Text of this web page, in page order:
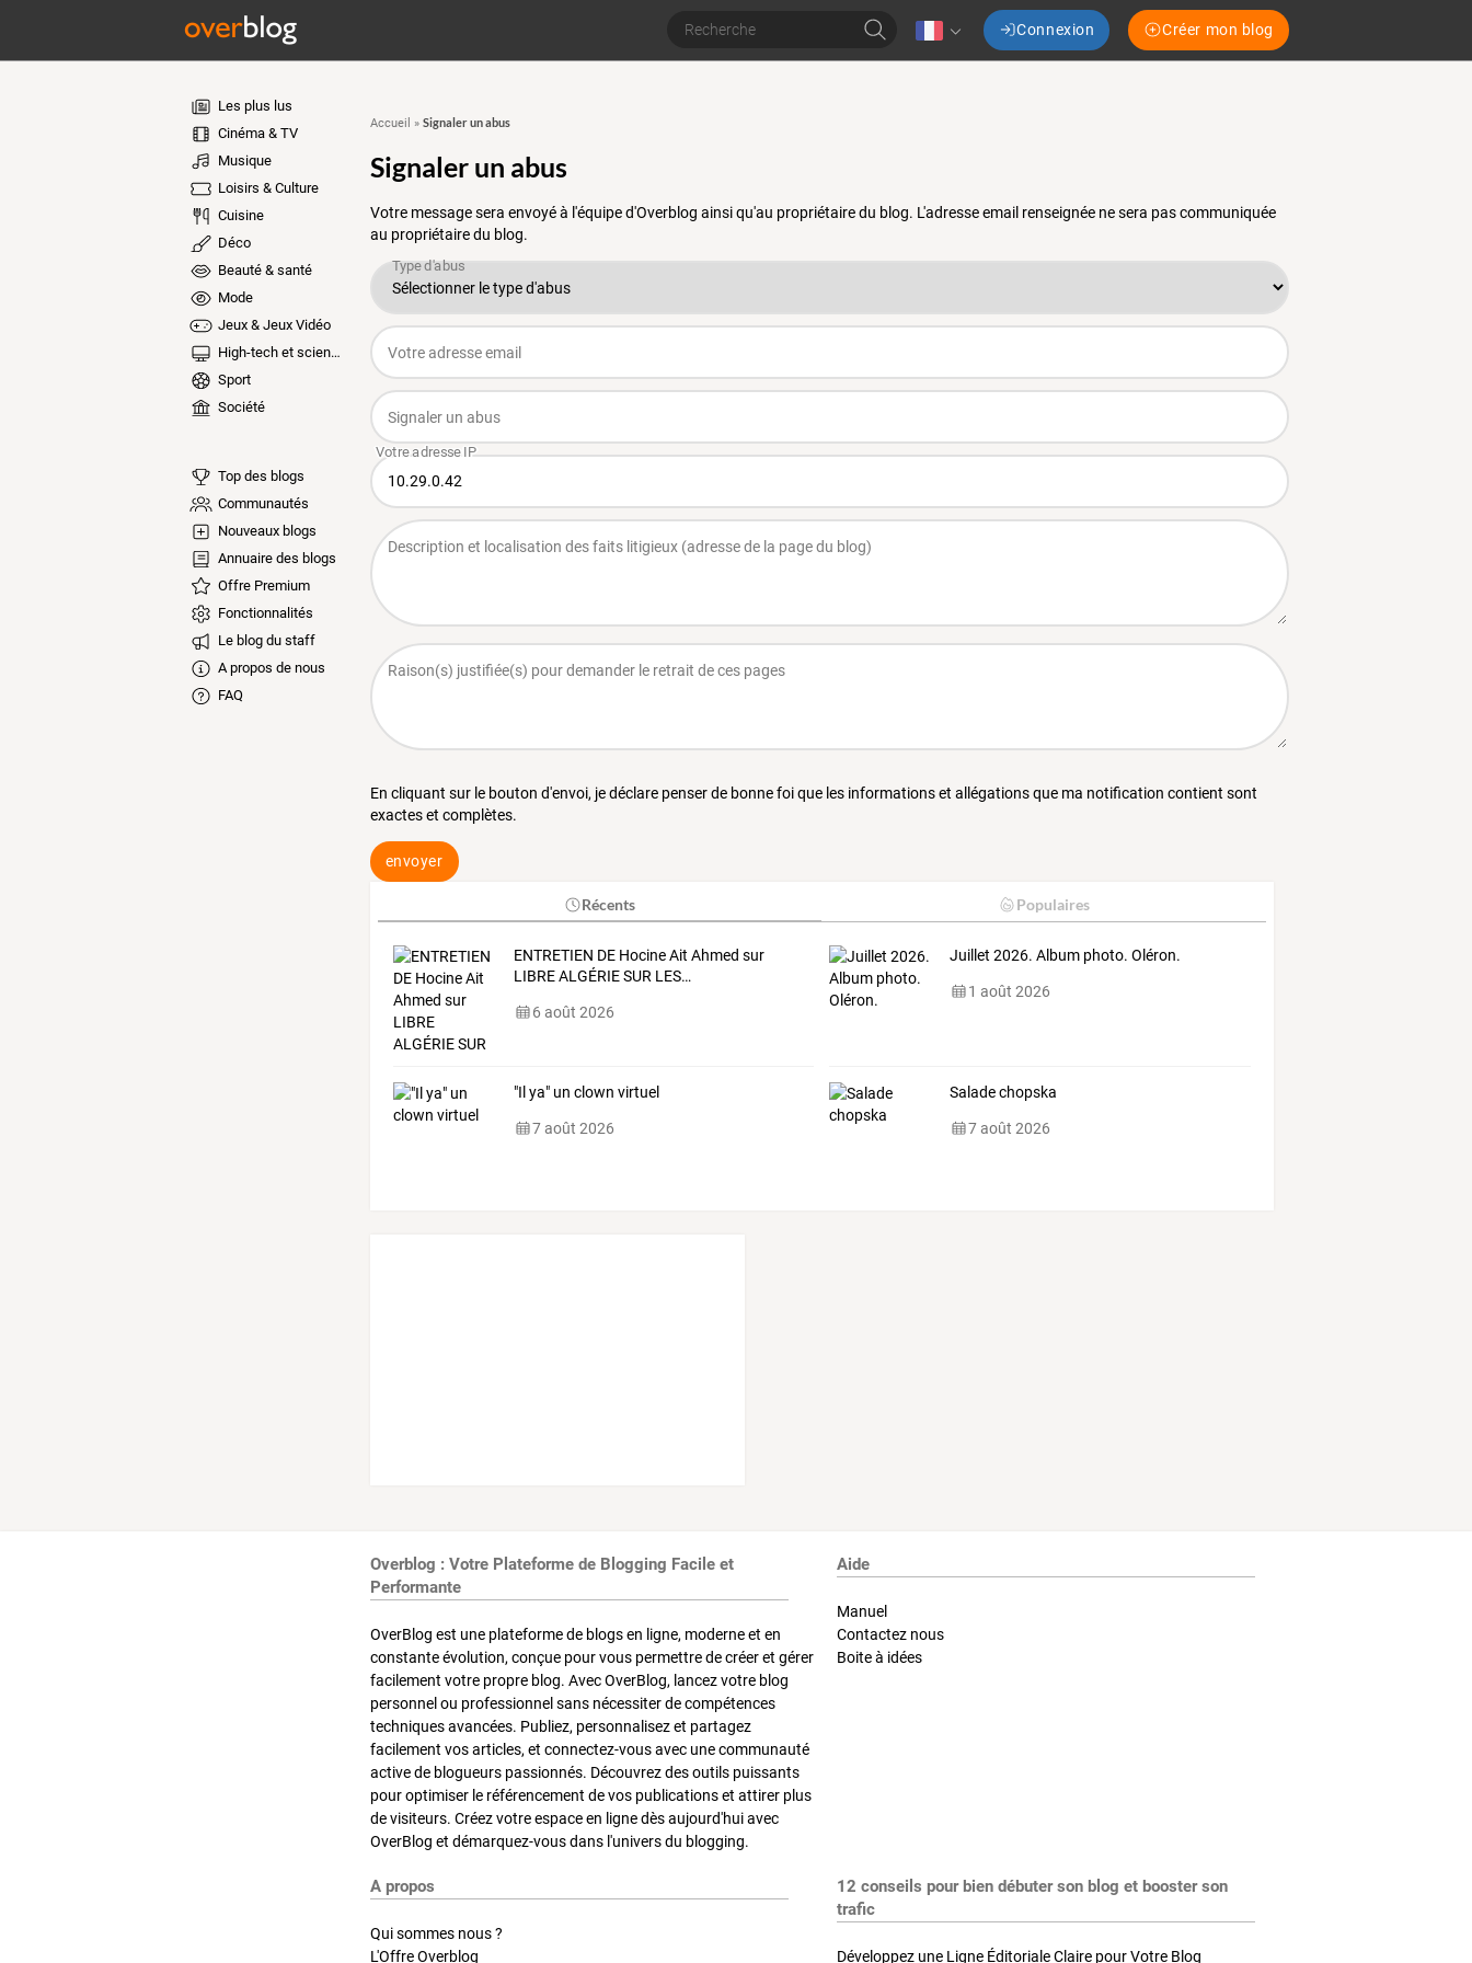
Connexion Créer mon blog
Les plus lus
Cinéma & TV
Musique
Loisirs & Culture
Cuisine
Déco
Beauté & santé
Mode
Jeux & Jeux Vidéo
High-tech et sciences
Sport
Société
Top des blogs
Communautés
Nouveaux blogs
Annuaire des blogs
Offre Premium
Fonctionnalités
Le blog du staff
A propos de nous
FAQ
Accueil » Signaler un abus
Signaler un abus
Votre message sera envoyé à l'équipe d'Overblog ainsi qu'au propriétaire du blog. L'adresse email renseignée ne sera pas communiquée
au propriétaire du blog.
En cliquant sur le bouton d'envoi, je déclare penser de bonne foi que les informations et allégations que ma notification contient sont
exactes et complètes.
envoyer
Récents Populaires
ENTRETIEN DEHocineAit Ahmed sur
LIBREALGÉRIESUR LES…
6 août 2026
Juillet 2026. Album photo. Oléron.
1 août 2026
"Il ya" un clown virtuel
7 août 2026
Salade chopska
7 août 2026
Overblog : Votre Plateforme de Blogging Facile et
Performante
OverBlog est une plateforme de blogs en ligne, moderne et en
constante évolution, conçue pour vous permettre de créer et gérer
facilement votre propre blog. Avec OverBlog, lancez votre blog
personnel ou professionnel sans nécessiter de compétences
techniques avancées. Publiez, personnalisez et partagez
facilement vos articles, et connectez-vous avec une communauté
active de blogueurs passionnés. Découvrez des outils puissants
pour optimiser le référencement de vos publications et attirer plus
de visiteurs. Créez votre espace en ligne dès aujourd'hui avec
OverBlog et démarquez-vous dans l'univers du blogging.
Aide
Manuel
Contactez nous
Boite à idées
A propos
Qui sommes nous ?
L'Offre Overblog
12 conseils pour bien débuter son blog et booster son
trafic
Développez une Ligne Éditoriale Claire pour Votre Blog